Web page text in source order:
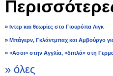
» Ιντερ και θεωρίες στο Γιουρόπα Λιγκ
» Μπάγερν, Γκλάντμπαχ και Αμβούργο
» «Ασοι» στην Αγγλία, «διπλά» στη
» όλες